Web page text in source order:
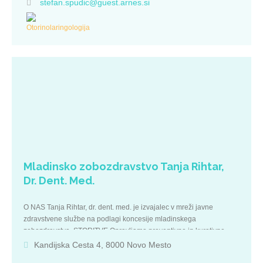
stefan.spudic@guest.arnes.si
Mladinsko zobozdravstvo Tanja Rihtar,
Dr. Dent. Med.
O NAS Tanja Rihtar, dr. dent. med. je izvajalec v mreži javne
zdravstvene službe na podlagi koncesije mladinskega
zobozdravstva. STORITVE Opravljamo preventivne in kurativne
zobozdravstvene storitve za otroke od 3.leta in mladino do 19. leta v
Kandijska Cesta 4, 8000 Novo Mesto